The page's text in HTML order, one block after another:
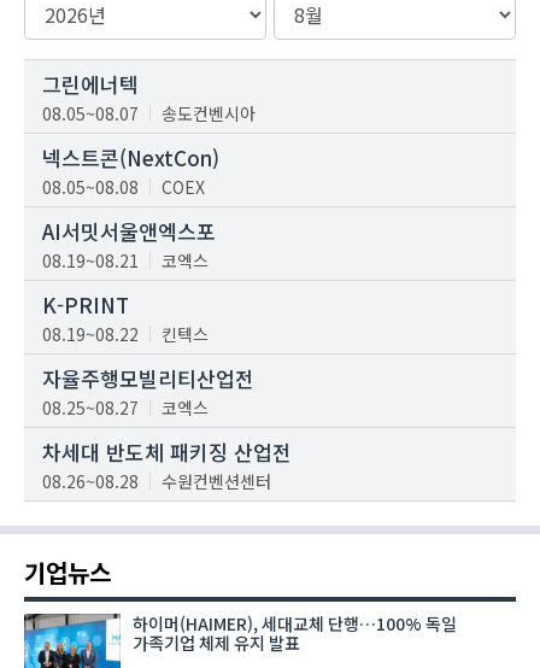
그린에너텍
08.05~08.07 송도컨벤시아
넥스트콘(NextCon)
08.05~08.08 COEX
AI서밋서울앤엑스포
08.19~08.21 코엑스
K-PRINT
08.19~08.22 킨텍스
자율주행모빌리티산업전
08.25~08.27 코엑스
차세대 반도체 패키징 산업전
08.26~08.28 수원컨벤션센터
기업뉴스
하이머(HAIMER), 세대교체 단행…100% 독일
가족기업 체제 유지 발표